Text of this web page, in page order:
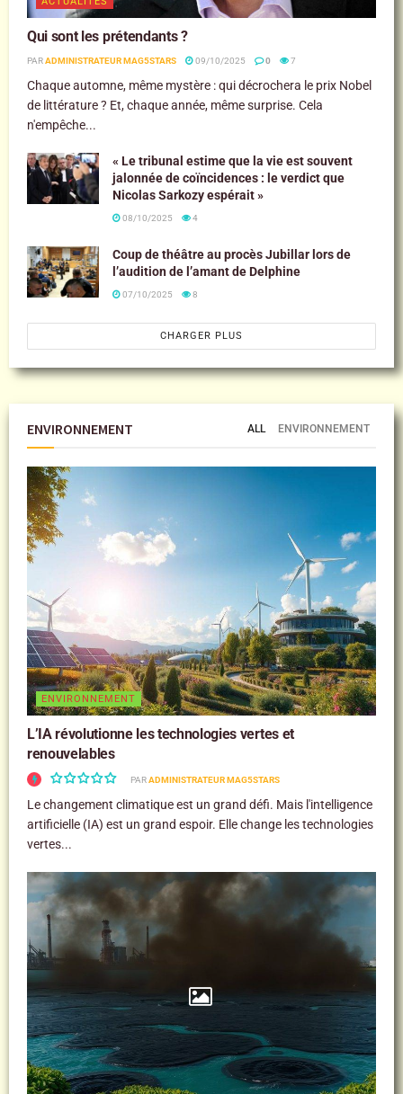
Qui sont les prétendants ?
PARADMINISTRATEUR MAG5STARS 09/10/2025 0 7
Chaque automne, même mystère : qui décrochera le prix Nobel
de littérature ? Et, chaque année, même surprise. Cela
n'empêche...
« Le tribunal estime que la vie est souvent
jalonnée de coïncidences : le verdict que
Nicolas Sarkozy espérait »
08/10/2025 4
Coup de théâtre au procès Jubillar lors de
l’audition de l’amant de Delphine
07/10/2025 8
CHARGER PLUS
ENVIRONNEMENT ALL ENVIRONNEMENT
ENVIRONNEMENT
L’IA révolutionne les technologies vertes et
renouvelables
PARADMINISTRATEUR MAG5STARS
Le changement climatique est un grand défi. Mais l'intelligence
artificielle (IA) est un grand espoir. Elle change les technologies
vertes...